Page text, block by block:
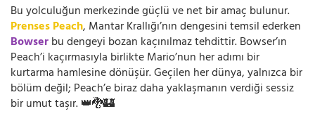
Bu yolculuğun merkezinde güçlü ve net bir amaç bulunur.
Prenses Peach, Mantar Krallığı’nın dengesini temsil ederken
Bowserbu dengeyi bozan kaçınılmaz tehdittir. Bowser’ın
Peach’i kaçırmasıyla birlikte Mario’nun her adımı bir
kurtarma hamlesine dönüşür. Geçilen her dünya, yalnızca bir
bölüm değil; Peach’e biraz daha yaklaşmanın verdiği sessiz
bir umut taşır. 👑🐉🏰